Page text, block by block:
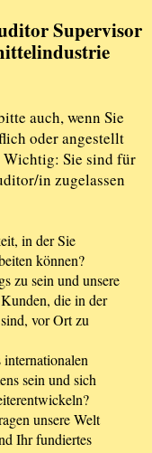
Supervisor
auch, wenn Sie
oder angestellt
Sie sind für
in zugelassen
in der Sie
können?
zu sein und unsere
die in der
vor Ort zu
sein und sich
unsere Welt
Ihr fundiertes